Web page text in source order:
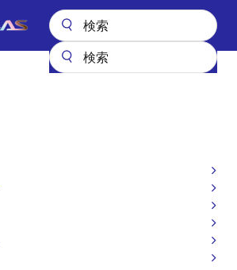
Main
& パワーマネジメント
要とするアプリケーショ
たPMIC